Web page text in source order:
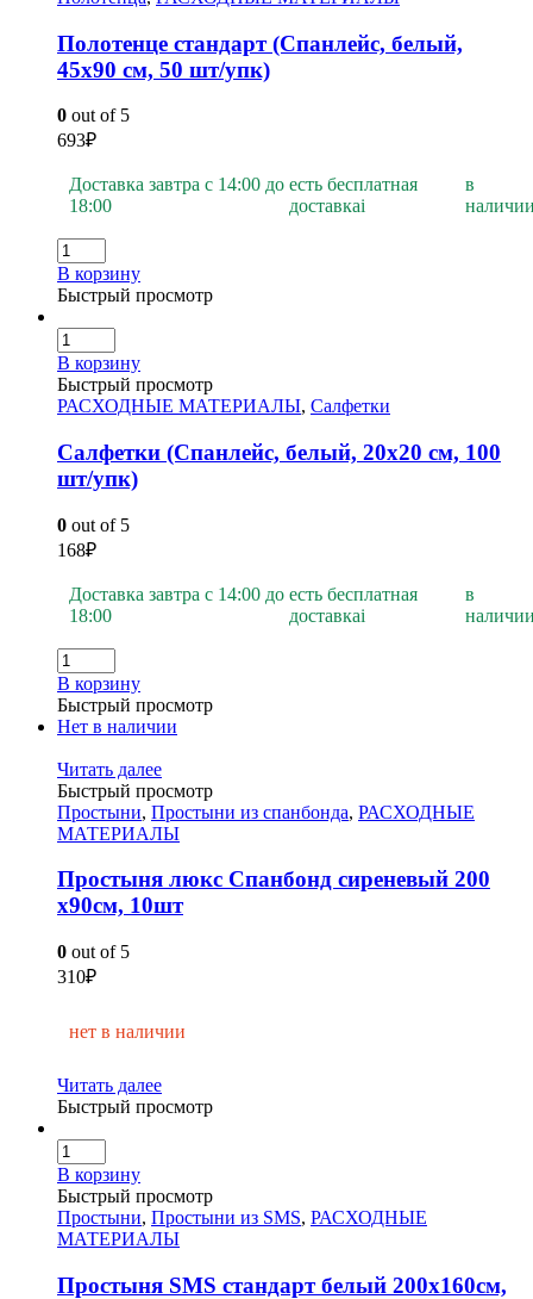
Полотенце стандарт (Спанлейс, белый,
45х90 см, 50 шт/упк)
0 out of 5
693₽
Доставка завтра с 14:00 до
18:00
есть бесплатная
доставкаi
в
В корзину
Быстрый просмотр
В корзину
Быстрый просмотр
РАСХОДНЫЕ МАТЕРИАЛЫ, Салфетки
Салфетки (Спанлейс, белый, 20х20 см, 100
шт/упк)
0 out of 5
168₽
Доставка завтра с 14:00 до
18:00
есть бесплатная
доставкаi
в
В корзину
Быстрый просмотр
Нет в наличии
Читать далее
Быстрый просмотр
Простыни, Простыни из спанбонда, РАСХОДНЫЕ
МАТЕРИАЛЫ
Простыня люкс Спанбонд сиреневый 200
х90см, 10шт
0 out of 5
310₽
нет в наличии
Читать далее
Быстрый просмотр
В корзину
Быстрый просмотр
Простыни, Простыни из SMS, РАСХОДНЫЕ
МАТЕРИАЛЫ
Простыня SMS стандарт белый 200х160см,